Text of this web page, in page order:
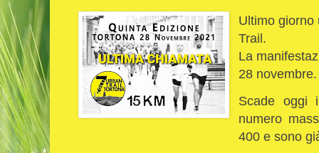
Ultimo giorno
Trail.
La
28
Scade oggi
numero
400 e sono